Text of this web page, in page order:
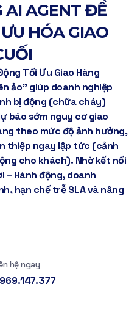
AIAGENTĐỂ
ƯU HÓA GIAO
UỐI
Tối Ưu Giao Hàng
ảo” giúp doanh nghiệp
bị động (chữa cháy)
báo sớm nguy cơ giao
theo mức độ ảnh hưởng,
thiệp ngay lập tức (cảnh
cho khách). Nhờ kết nối
– Hành động, doanh
hạn chế trễ SLA và nâng
hệ ngay